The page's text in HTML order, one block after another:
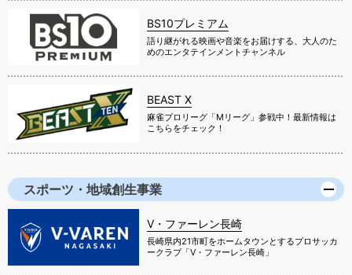
BS10プレミアム
語り継がれる映画や音楽をお届けする、大人のた
めのエンタテインメントチャンネル
BEAST X
麻雀プロリーグ「Mリーグ」参戦中！最新情報は
こちらをチェック！
スポーツ・地域創生事業
V・ファーレン長崎
長崎県内21市町をホームタウンとするプロサッカ
ークラブ「V・ファーレン長崎」